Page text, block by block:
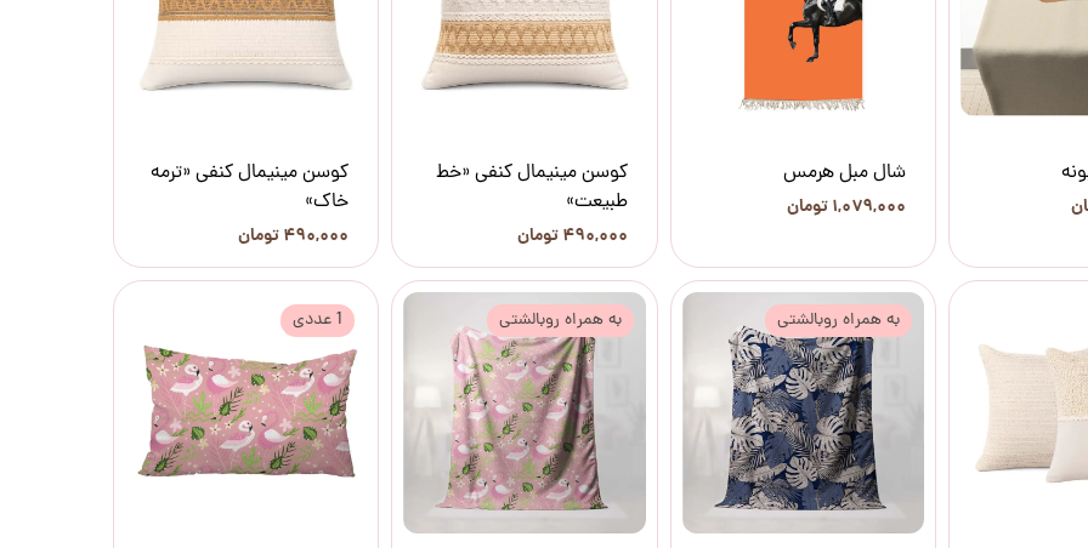
شال مبل هرمس
۱,۰۷۹,۰۰۰ تومان
کوسن مینیمال کنفی «خط
طبیعت»
۴۹۰,۰۰۰ تومان
کوسن مینیمال کنفی «ترمه
خاک»
۴۹۰,۰۰۰ تومان
به همراه روبالشتی به همراه روبالشتی 1 عددی